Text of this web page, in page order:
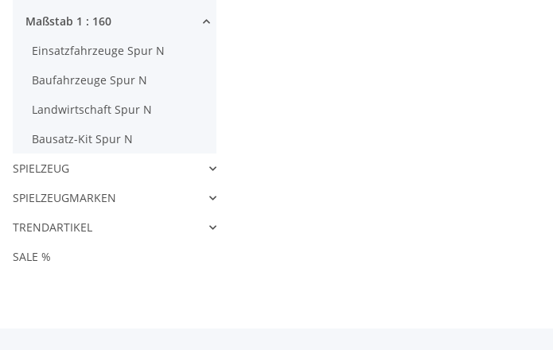
Maßstab 1 : 160
Einsatzfahrzeuge Spur N
Baufahrzeuge Spur N
Landwirtschaft Spur N
Bausatz-Kit Spur N
SPIELZEUG
SPIELZEUGMARKEN
TRENDARTIKEL
SALE %